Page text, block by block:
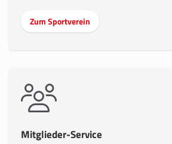
Zum Sportverein
Mitglieder-Service